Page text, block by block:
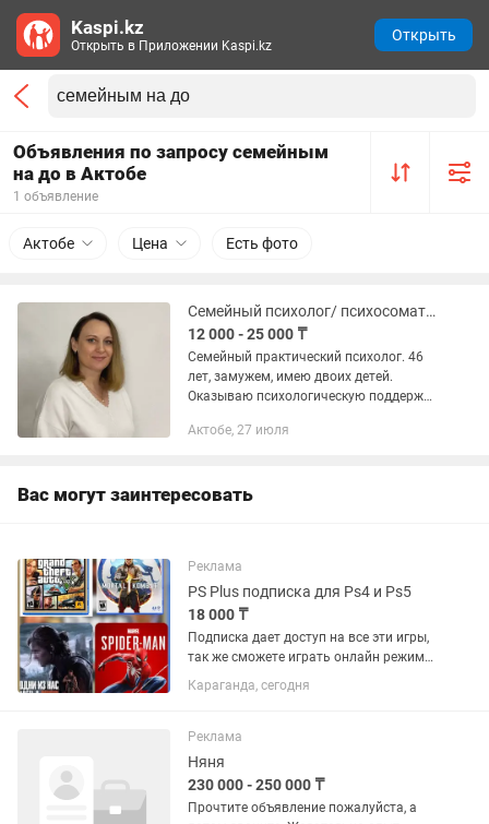
Объявления по запросу семейным
на до в Актобе
1 объявление
Актобе Цена Есть фото
Семейный психолог/ психосоматолог
12 000 - 25 000 ₸
Семейный практический психолог. 46
лет, замужем, имею двоих детей.
Оказываю психологическую поддержку
отчуждения или расставания.
Актобе, 27 июля
Вас могут заинтересовать
Реклама
PS Plus подписка для Ps4 и Ps5
18 000 ₸
Подписка дает доступ на все эти игры,
так же сможете играть онлайн режиме.
Хорошо сэкономитьте если купите
подписку. Цена на 12 месяцев :
19,000 тг Ps4 -...
Караганда, сегодня
Реклама
Няня
230 000 - 250 000 ₸
Прочтите объявление пожалуйста, а
Kaspi.kz
Открыть в Приложении Kaspi.kz
Открыть